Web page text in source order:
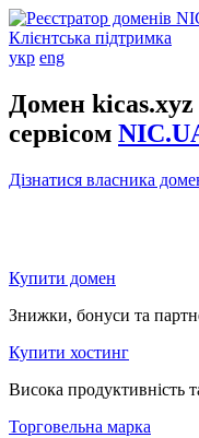
Клієнтська підтримка
укр eng
Домен kicas.xyz
сервісом
Дізнатися власника
Купити домен
Знижки, бонуси та
Купити хостинг
Висока продуктивність
Торговельна марка